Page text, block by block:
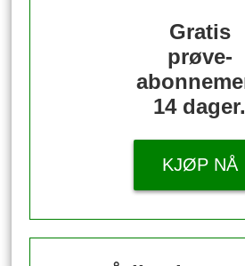
Gratis
prøve-
14 dager.
KJØP NÅ